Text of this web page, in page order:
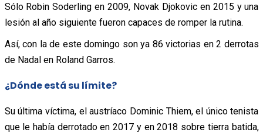
Sólo Robin Soderling en 2009, Novak Djokovic en 2015 y una
lesión al año siguiente fueron capaces de romper la rutina.
Así, con la de este domingo son ya 86 victorias en 2 derrotas
de Nadal en Roland Garros.
¿Dónde está su límite?
Su última víctima, el austríaco Dominic Thiem, el único tenista
que le había derrotado en 2017 y en 2018 sobre tierra batida,